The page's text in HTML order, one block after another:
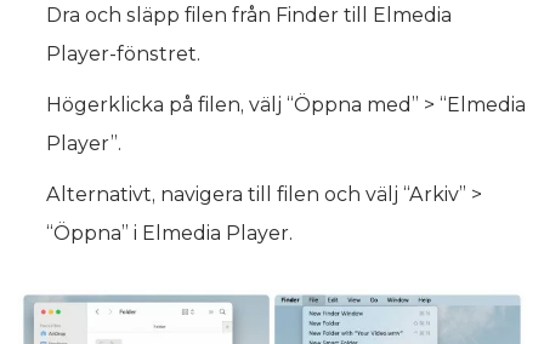
Dra och släpp filen från Finder till Elmedia
Player-fönstret.
Högerklicka på filen, välj “Öppna med” > “Elmedia
Player”.
Alternativt, navigera till filen och välj “Arkiv” >
“Öppna” i Elmedia Player.